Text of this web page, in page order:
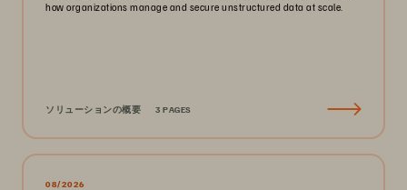
how organizations manage and secure unstructured data at scale.
ソリューションの概要 3 PAGES
08/2026